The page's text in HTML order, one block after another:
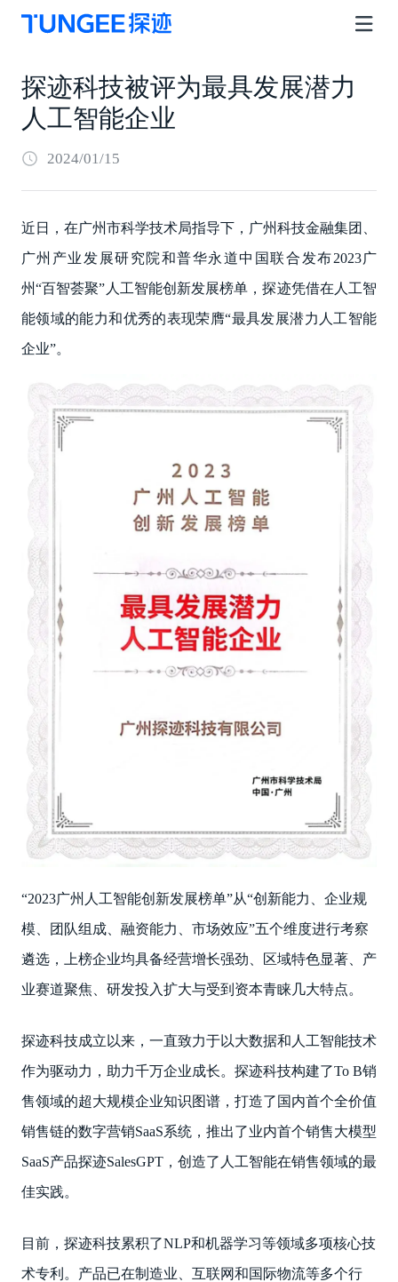
探迹科技被评为最具发展潜力
人工智能企业
2024/01/15
近日，在广州市科学技术局指导下，广州科技金融集团、
广州产业发展研究院和普华永道中国联合发布2023广
州“百智荟聚”人工智能创新发展榜单，探迹凭借在人工智
能领域的能力和优秀的表现荣膺“最具发展潜力人工智能
企业”。
“2023广州人工智能创新发展榜单”从“创新能力、企业规
模、团队组成、融资能力、市场效应”五个维度进行考察
遴选，上榜企业均具备经营增长强劲、区域特色显著、产
业赛道聚焦、研发投入扩大与受到资本青睐几大特点。
探迹科技成立以来，一直致力于以大数据和人工智能技术
作为驱动力，助力千万企业成长。探迹科技构建了To B销
售领域的超大规模企业知识图谱，打造了国内首个全价值
销售链的数字营销SaaS系统，推出了业内首个销售大模型
SaaS产品探迹SalesGPT，创造了人工智能在销售领域的最
佳实践。
目前，探迹科技累积了NLP和机器学习等领域多项核心技
术专利。产品已在制造业、互联网和国际物流等多个行